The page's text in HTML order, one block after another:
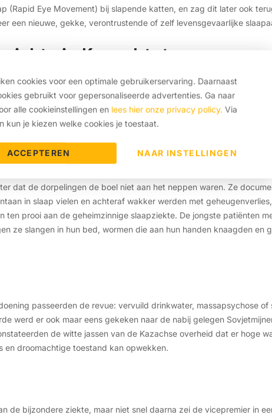
cookies voor een optimale gebruikerservaring. Daarnaast
gebruikt voor gepersonaliseerde advertenties. Ga naar
alle cookieinstellingen en lees hier onze privacy policy. Via
kun je kiezen welke cookies je toestaat.
ACCEPTEREN NAAR INSTELLINGEN
(Rapid Eye Movement) bij slapende katten, en zag dit later ook
een nieuwe, gekke, verontrustende of zelf levensgevaarlijke
in Kazachtstan
kleine dorpjes, in het noorden van Kazachstan lijden aan een
wel acht (!) dagen achter elkaar in slaap vallen. De overheid van
en stuurde een team van onderzoekers naar de
dat de dorpelingen de boel niet aan het neppen waren. Ze
in slaap vielen en achteraf wakker werden met
ten prooi aan de geheimzinnige slaapziekte. De jongste patiënten
ze slangen in hun bed, wormen die aan hun handen knaagden en
passeerden de revue: vervuild drinkwater, massapsychose
werd er ook maar eens gekeken naar de nabij gelegen
de witte jassen van de Kazachse overheid dat er hoge
droomachtige toestand kan opwekken.
de bijzondere ziekte, maar niet snel daarna zei de vicepremier in